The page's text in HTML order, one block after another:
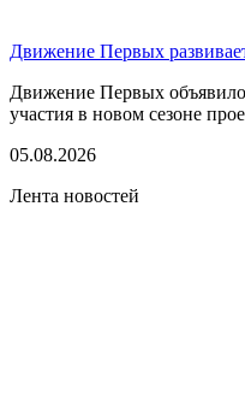
Движение Первых
Движение Первых объявило
участия в новом сезоне
05.08.2026
Лента новостей